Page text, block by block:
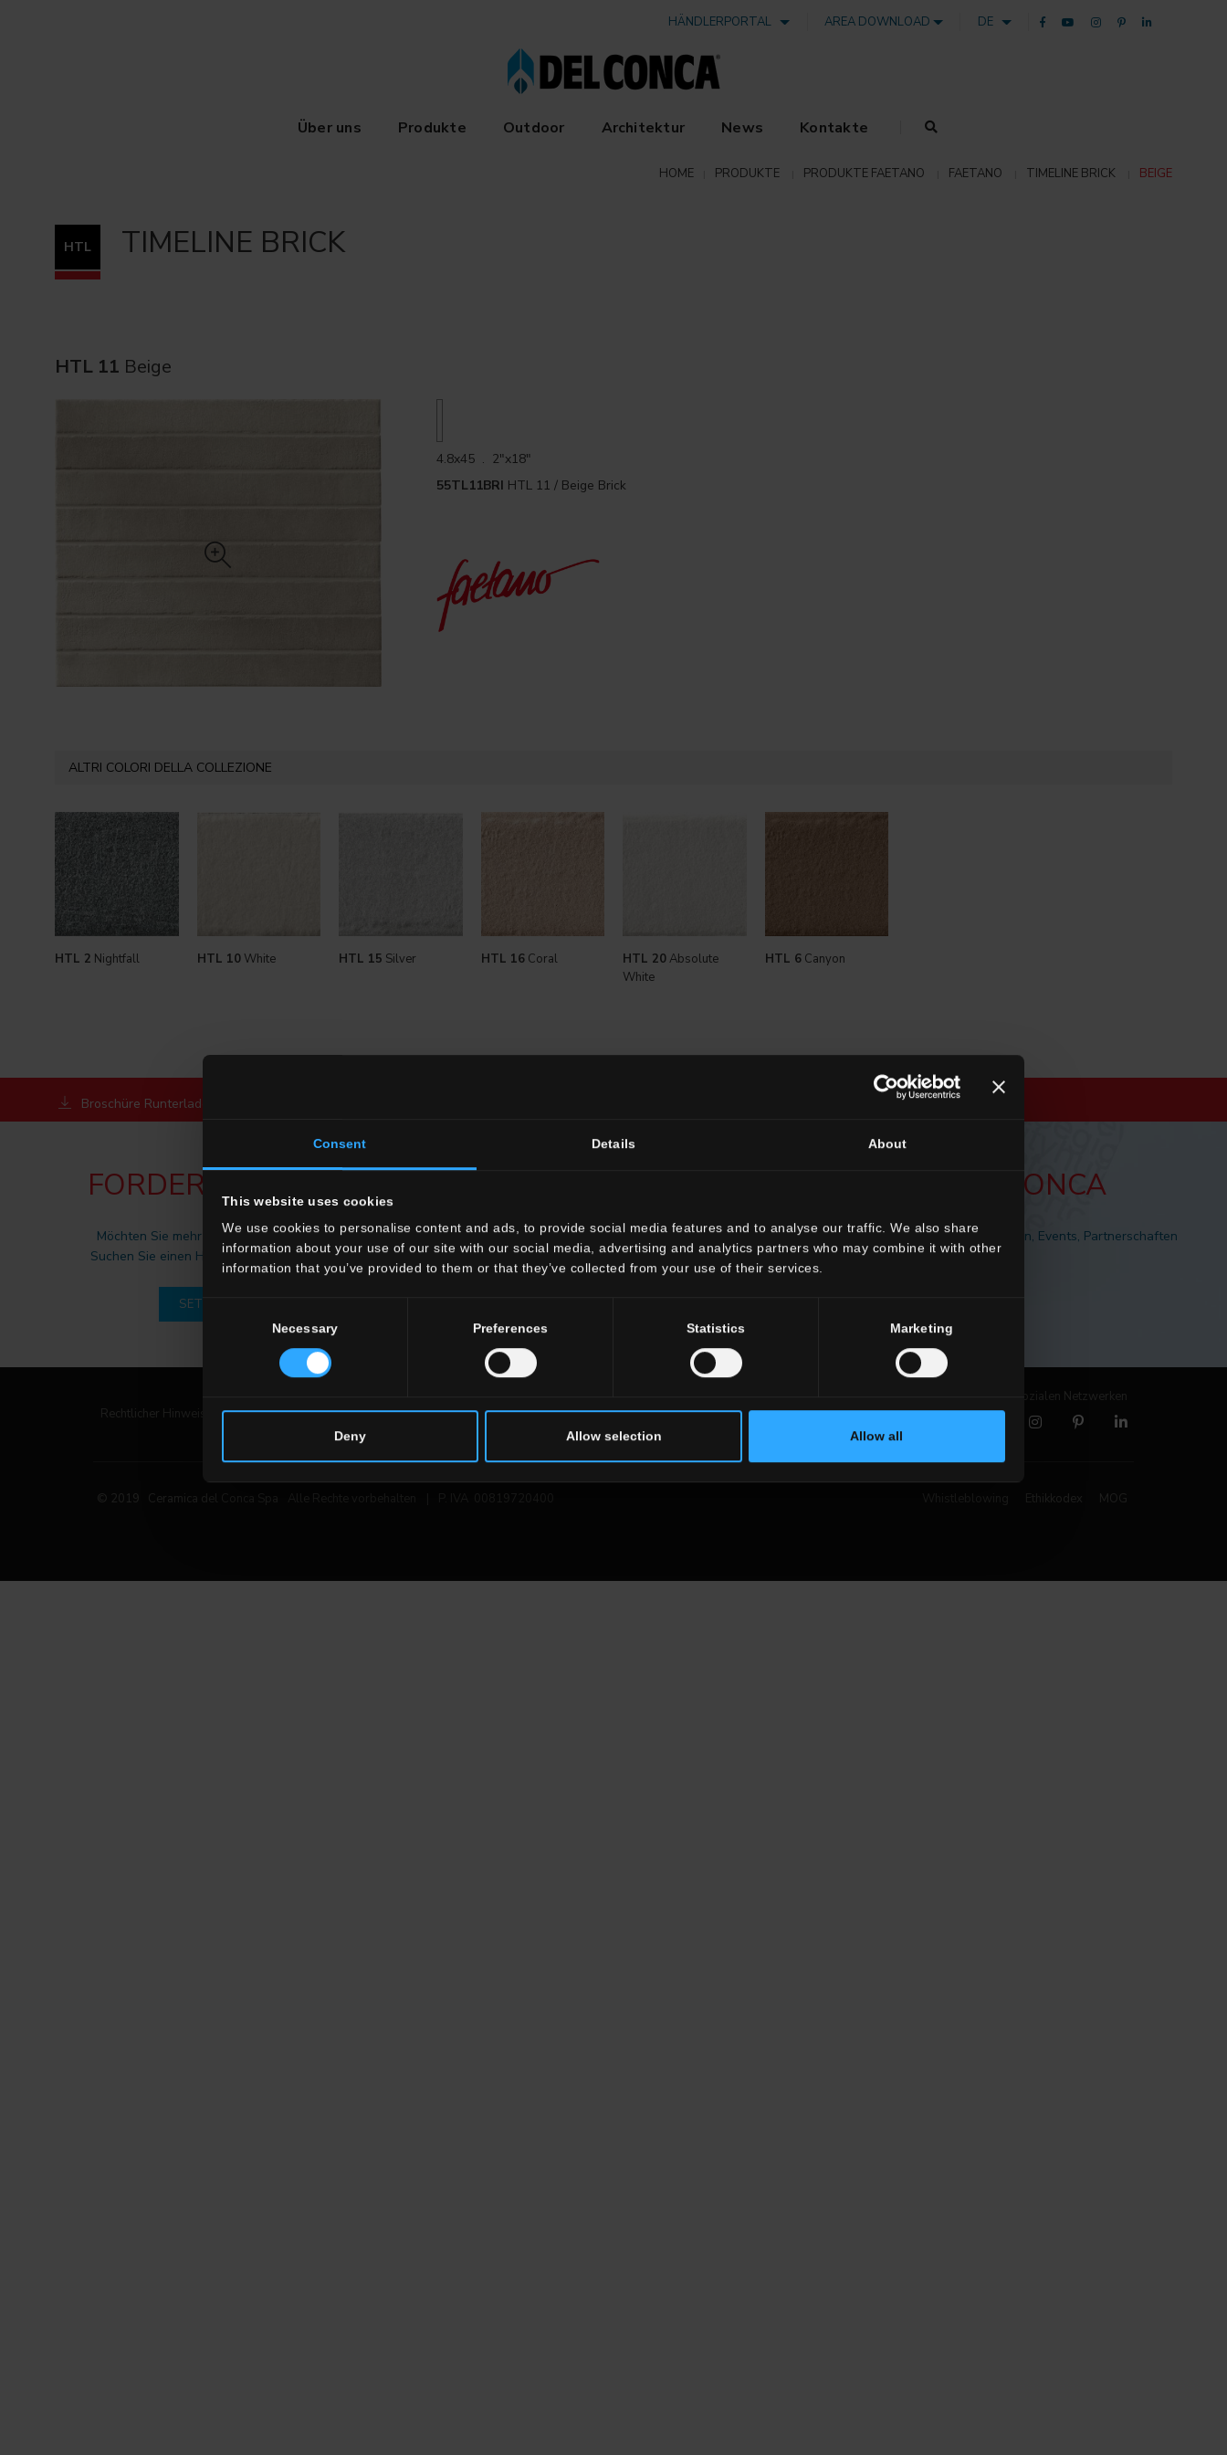
Consent Details About
This website uses cookies
We use cookies to personalise content and ads, to provide social media features and to analyse our traffic. We also share
information about your use of our site with our social media, advertising and analytics partners who may combine it with other
information that you’ve provided to them or that they’ve collected from your use of their services.
Necessary Preferences Statistics Marketing
Deny Allow selection Allow all
HÄNDLERPORTAL AREA DOWNLOAD DE
Über uns Produkte Outdoor Architektur News Kontakte
HOME PRODUKTE PRODUKTE FAETANO FAETANO TIMELINE BRICK BEIGE
HTL TIMELINE BRICK
HTL 11 Beige
4.8x45 . 2"x18"
55TL11BRI HTL 11 / Beige Brick
ALTRI COLORI DELLA COLLEZIONE
HTL 2 Nightfall HTL 10White HTL 15 Silver HTL 16Coral HTL 20Absolute
White
HTL 6Canyon
Broschüre Runterladen
FORDERN SIE INFORMATIONEN
Möchten Sie mehr Informationen zu unseren Boden- und Wandbelägen?
Suchen Sie einen Händler oder eine spezifische Lösung für Ihren Entwurf?
SETZEN SIE SICH MIT UNS IN VERBINDUNG
NEWSLETTER DEL CONCA
Sie erhalten alle jüngsten Neuigkeiten zu unseren Kollektionen, Events, Partnerschaften
und Produktinnovationen.
Rechtlicher Hinweis Privacy Policy | Cookie Policy
Folgen Sie uns auf den sozialen Netzwerken
© 2019 Ceramica del Conca Spa Ethikkodex MOG